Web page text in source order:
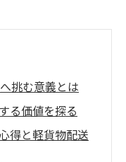
挑む意義とは
る価値を探る
得と軽貨物配送